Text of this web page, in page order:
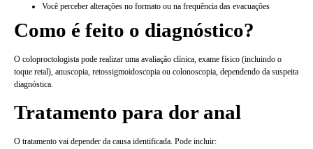
Você perceber alterações no formato ou na frequência das evacuações
Como é feito o diagnóstico?
O coloproctologista pode realizar uma avaliação clínica, exame físico (incluindo o
toque retal), anuscopia, retossigmoidoscopia ou colonoscopia, dependendo da suspeita
diagnóstica.
Tratamento para dor anal
O tratamento vai depender da causa identificada. Pode incluir: